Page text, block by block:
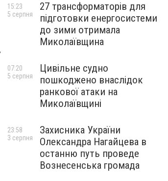
27 трансформаторів для
підготовки енергосистеми
до зими отримала
Миколаївщина
15:23
5 серпня
Цивільне судно
пошкоджено внаслідок
ранкової атаки на
Миколаївщині
07:20
5 серпня
Захисника України
Олександра Нагайцева в
останню путь проведе
Вознесенська громада
23:58
3 серпня